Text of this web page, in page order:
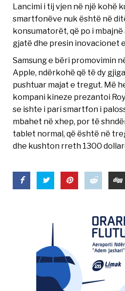
Lancimi i tij vjen në një kohë
smartfonëve nuk është në
konsumatorët, që po i
gjatë dhe presin inovacionet
Samsung e bëri promovimin
Apple, ndërkohë që të dy
pushtuar majat e tregut. Më
kompani kineze prezantoi
se ishte i pari smartfon i
mbahet në xhep, por të
tablet normal, që është në
dhe kushton rreth 1300